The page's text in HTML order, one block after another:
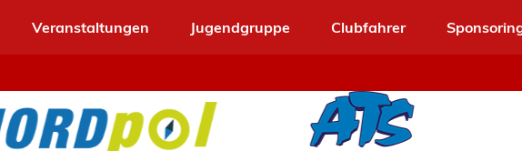
Veranstaltungen Jugendgruppe Clubfahrer